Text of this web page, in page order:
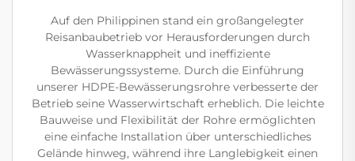
Auf den Philippinen stand ein großangelegter
Reisanbaubetrieb vor Herausforderungen durch
Wasserknappheit und ineffiziente
Bewässerungssysteme. Durch die Einführung
unserer HDPE-Bewässerungsrohre verbesserte der
Betrieb seine Wasserwirtschaft erheblich. Die leichte
Bauweise und Flexibilität der Rohre ermöglichten
eine einfache Installation über unterschiedliches
Gelände hinweg, während ihre Langlebigkeit einen